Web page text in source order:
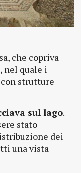
che copriva
, nel quale i
strutture
sul lago.
stato
dei
una vista